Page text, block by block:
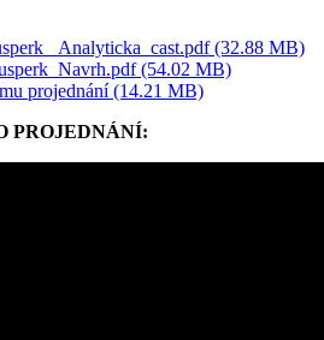
_Analyticka_cast.pdf (32.88 MB)
(54.02 MB)
projednání (14.21 MB)
PROJEDNÁNÍ: